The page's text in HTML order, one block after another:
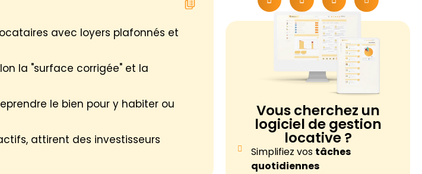
avec loyers plafonnés et
la "surface corrigée" et la
le bien pour y habiter ou
attirent des investisseurs
Vous cherchez un
logiciel de gestion
locative ?
Simplifiez vos tâches
quotidiennes